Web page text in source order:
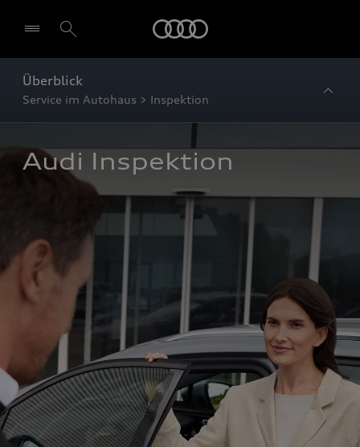
Überblick
Service im Autohaus > Inspektion
Audi Inspektion